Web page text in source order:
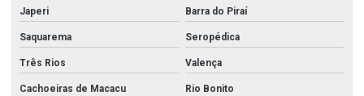
Japeri Barra do Piraí
Saquarema Seropédica
Três Rios Valença
Cachoeiras de Macacu Rio Bonito